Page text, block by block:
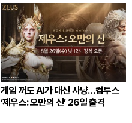
게임 꺼도 AI가 대신 사냥…컴투스
‘제우스: 오만의 신’ 26일 출격